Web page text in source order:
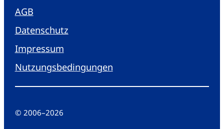
AGB
Datenschutz
Impressum
Nutzungsbedingungen
© 2006–2026